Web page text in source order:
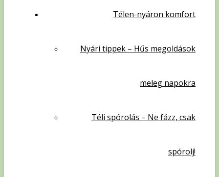
Télen-nyáron komfort
Nyári tippek – Hűs megoldások
meleg napokra
Téli spórolás – Ne fázz, csak
spórolj!